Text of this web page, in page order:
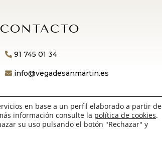
CONTACTO
91 745 01 34
info@vegadesanmartin.es
López
en base a un perfil elaborado a partir de
información consulte la política de cookies.
su uso pulsando el botón "Rechazar" y